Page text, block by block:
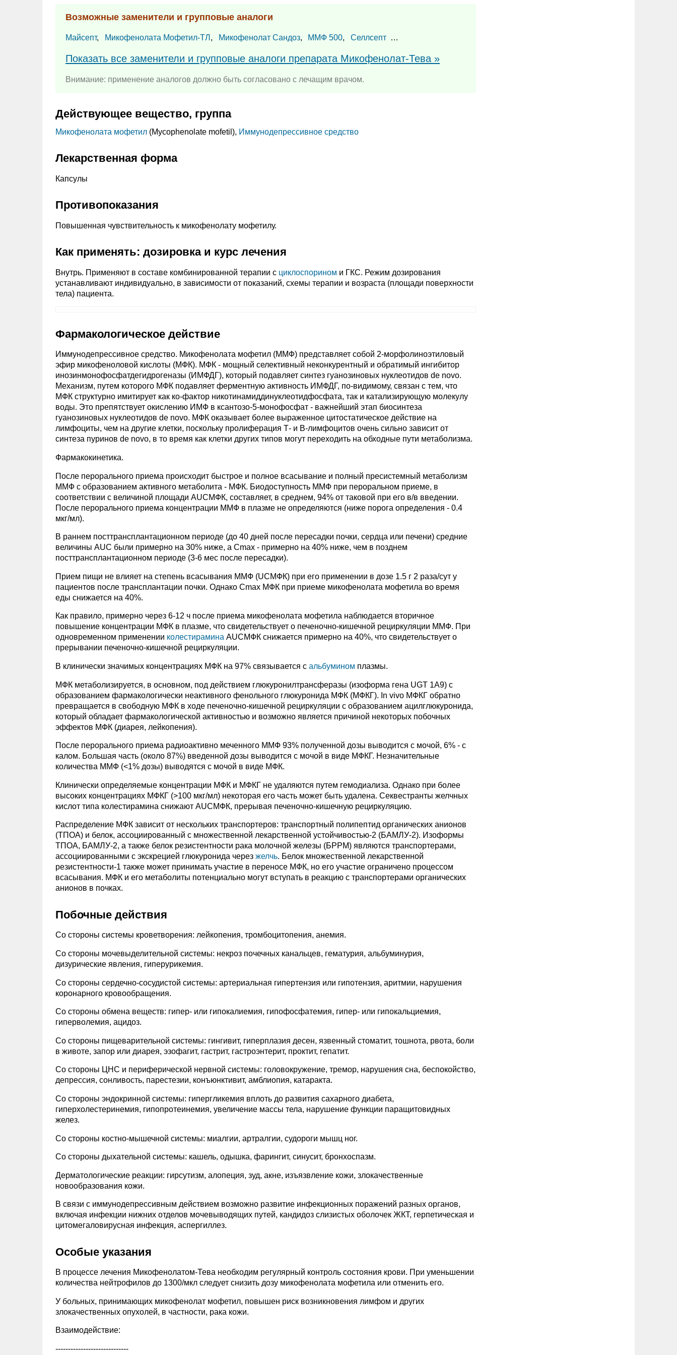
Возможные заменители и групповые аналоги
Майсепт, Микофенолата Мофетил-ТЛ , Микофенолат Сандоз, ММФ 500, Селлсепт …
Показать все заменители и групповые аналоги препарата Микофенолат-Тева »
Внимание: применение аналогов должно быть согласовано с лечащим врачом.
Действующее вещество, группа
Микофенолата мофетил (Mycophenolate mofetil), Иммунодепрессивное средство
Лекарственная форма
Капсулы
Противопоказания
Повышенная чувствительность к микофенолату мофетилу.
Как применять: дозировка и курс лечения
Внутрь. Применяют в составе комбинированной терапии с циклоспорином и ГКС. Режим дозирования
устанавливают индивидуально, в зависимости от показаний, схемы терапии и возраста (площади поверхности
тела) пациента.
Фармакологическое действие
Иммунодепрессивное средство. Микофенолата мофетил (ММФ) представляет собой 2-морфолиноэтиловый
эфир микофеноловой кислоты (МФК). МФК - мощный селективный неконкурентный и обратимый ингибитор
инозинмонофосфатдегидрогеназы (ИМФДГ), который подавляет синтез гуанозиновых нуклеотидов de novo.
Механизм, путем которого МФК подавляет ферментную активность ИМФДГ, по-видимому, связан с тем, что
МФК структурно имитирует как ко-фактор никотинамиддинуклеотидфосфата, так и катализирующую молекулу
воды. Это препятствует окислению ИМФ в ксантозо-5-монофосфат - важнейший этап биосинтеза
гуанозиновых нуклеотидов de novo. МФК оказывает более выраженное цитостатическое действие на
лимфоциты, чем на другие клетки, поскольку пролиферация Т- и В-лимфоцитов очень сильно зависит от
синтеза пуринов de novo, в то время как клетки других типов могут переходить на обходные пути метаболизма.
Фармакокинетика.
После перорального приема происходит быстрое и полное всасывание и полный пресистемный метаболизм
ММФ с образованием активного метаболита - МФК. Биодоступность ММФ при пероральном приеме, в
соответствии с величиной площади AUCМФК, составляет, в среднем, 94% от таковой при его в/в введении.
После перорального приема концентрации ММФ в плазме не определяются (ниже порога определения - 0.4
мкг/мл).
В раннем посттрансплантационном периоде (до 40 дней после пересадки почки, сердца или печени) средние
величины AUC были примерно на 30% ниже, а Cmax - примерно на 40% ниже, чем в позднем
посттрансплантационном периоде (3-6 мес после пересадки).
Прием пищи не влияет на степень всасывания ММФ (UCМФК) при его применении в дозе 1.5 г 2 раза/сут у
пациентов после трансплантации почки. Однако Cmax МФК при приеме микофенолата мофетила во время
еды снижается на 40%.
Как правило, примерно через 6-12 ч после приема микофенолата мофетила наблюдается вторичное
повышение концентрации МФК в плазме, что свидетельствует о печеночно-кишечной рециркуляции ММФ. При
одновременном применении колестирамина AUCМФК снижается примерно на 40%, что свидетельствует о
прерывании печеночно-кишечной рециркуляции.
В клинически значимых концентрациях МФК на 97% связывается с альбумином плазмы.
МФК метаболизируется, в основном, под действием глюкуронилтрансферазы (изоформа гена UGT 1А9) с
образованием фармакологически неактивного фенольного глюкуронида МФК (МФКГ). In vivo МФКГ обратно
превращается в свободную МФК в ходе печеночно-кишечной рециркуляции с образованием ацилглюкуронида,
который обладает фармакологической активностью и возможно является причиной некоторых побочных
эффектов МФК (диарея, лейкопения).
После перорального приема радиоактивно меченного ММФ 93% полученной дозы выводится с мочой, 6% - с
калом. Большая часть (около 87%) введенной дозы выводится с мочой в виде МФКГ. Незначительные
количества ММФ (<1% дозы) выводятся с мочой в виде МФК.
Клинически определяемые концентрации МФК и МФКГ не удаляются путем гемодиализа. Однако при более
высоких концентрациях МФКГ (>100 мкг/мл) некоторая его часть может быть удалена. Секвестранты желчных
кислот типа колестирамина снижают AUCМФК, прерывая печеночно-кишечную рециркуляцию.
Распределение МФК зависит от нескольких транспортеров: транспортный полипептид органических анионов
(ТПОА) и белок, ассоциированный с множественной лекарственной устойчивостью-2 (БАМЛУ-2). Изоформы
ТПОА, БАМЛУ-2, а также белок резистентности рака молочной железы (БРРМ) являются транспортерами,
ассоциированными с экскрецией глюкуронида через желчь. Белок множественной лекарственной
резистентности-1 также может принимать участие в переносе МФК, но его участие ограничено процессом
всасывания. МФК и его метаболиты потенциально могут вступать в реакцию с транспортерами органических
анионов в почках.
Побочные действия
Со стороны системы кроветворения: лейкопения, тромбоцитопения, анемия.
Со стороны мочевыделительной системы: некроз почечных канальцев, гематурия, альбуминурия,
дизурические явления, гиперурикемия.
Со стороны сердечно-сосудистой системы: артериальная гипертензия или гипотензия, аритмии, нарушения
коронарного кровообращения.
Со стороны обмена веществ: гипер- или гипокалиемия, гипофосфатемия, гипер- или гипокальциемия,
гиперволемия, ацидоз.
Со стороны пищеварительной системы: гингивит, гиперплазия десен, язвенный стоматит, тошнота, рвота, боли
в животе, запор или диарея, эзофагит, гастрит, гастроэнтерит, проктит, гепатит.
Со стороны ЦНС и периферической нервной системы: головокружение, тремор, нарушения сна, беспокойство,
депрессия, сонливость, парестезии, конъюнктивит, амблиопия, катаракта.
Со стороны эндокринной системы: гипергликемия вплоть до развития сахарного диабета,
гиперхолестеринемия, гипопротеинемия, увеличение массы тела, нарушение функции паращитовидных
желез.
Со стороны костно-мышечной системы: миалгии, артралгии, судороги мышц ног.
Со стороны дыхательной системы: кашель, одышка, фарингит, синусит, бронхоспазм.
Дерматологические реакции: гирсутизм, алопеция, зуд, акне, изъязвление кожи, злокачественные
новообразования кожи.
В связи с иммунодепрессивным действием возможно развитие инфекционных поражений разных органов,
включая инфекции нижних отделов мочевыводящих путей, кандидоз слизистых оболочек ЖКТ, герпетическая и
цитомегаловирусная инфекция, аспергиллез.
Особые указания
В процессе лечения Микофенолатом-Тева необходим регулярный контроль состояния крови. При уменьшении
количества нейтрофилов до 1300/мкл следует снизить дозу микофенолата мофетила или отменить его.
У больных, принимающих микофенолат мофетил, повышен риск возникновения лимфом и других
злокачественных опухолей, в частности, рака кожи.
Взаимодействие:
-----------------------------